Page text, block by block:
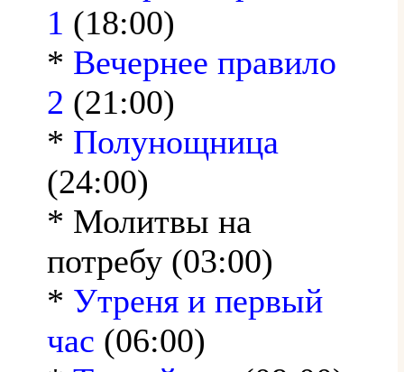
1 (18:00)
* Вечернее правило
2 (21:00)
* Полунощница
(24:00)
* Молитвы на
потребу (03:00)
* Утреня и первый
час (06:00)